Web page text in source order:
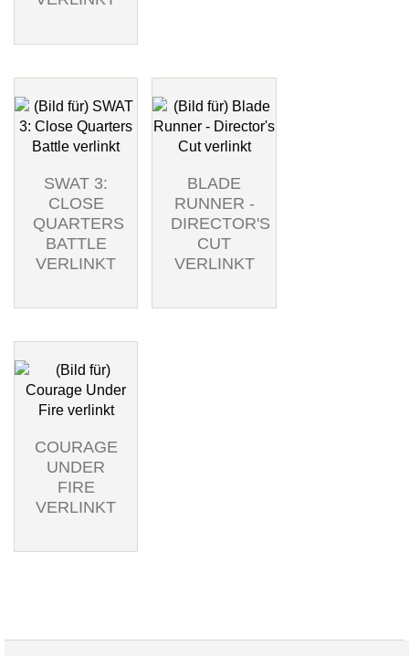
SWAT 3:
CLOSE
QUARTERS
BATTLE
VERLINKT
BLADE
RUNNER -
DIRECTOR'S
CUT
VERLINKT
COURAGE
UNDER
FIRE
VERLINKT